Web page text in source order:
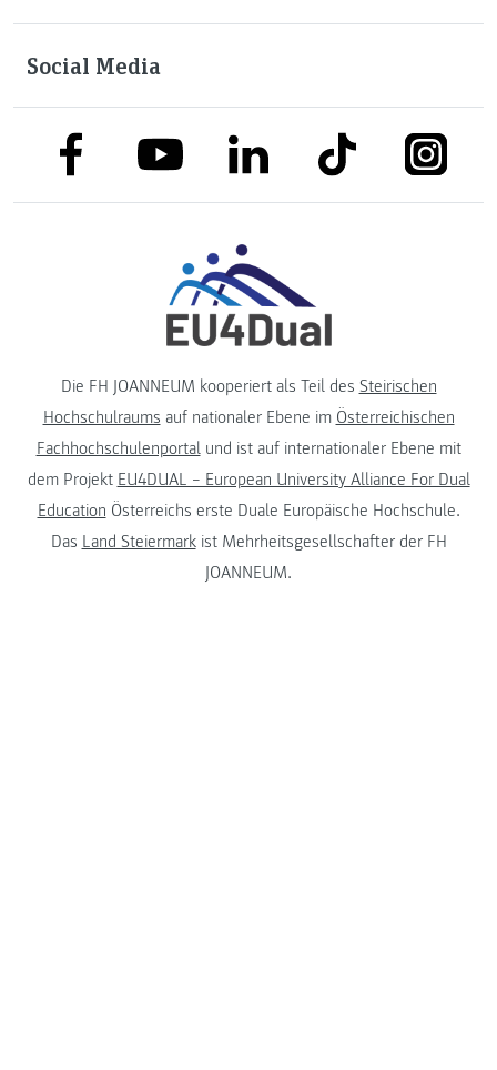
Social Media
link to facebooklink to youtubelink to linkedinlink to tiktok
Die FH JOANNEUM kooperiert als Teil des Steirischen
Hochschulraums auf nationaler Ebene im Österreichischen
Fachhochschulenportalund ist auf internationaler Ebene mit
dem Projekt EU4DUAL – European University Alliance For Dual
Education Österreichs erste Duale Europäische Hochschule.
Das Land Steiermarkist Mehrheitsgesellschafter der FH
JOANNEUM.